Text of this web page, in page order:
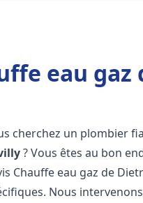
eau
cherchez un plombier
? Vous êtes au bon
Chauffe eau gaz de
Nous